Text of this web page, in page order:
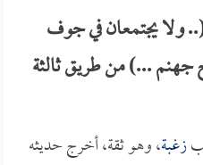
ولا يجتمعان في جوف
جهنم ...) من طريق ثالثة
زغبة، وهو ثقة، أخرج حديثه